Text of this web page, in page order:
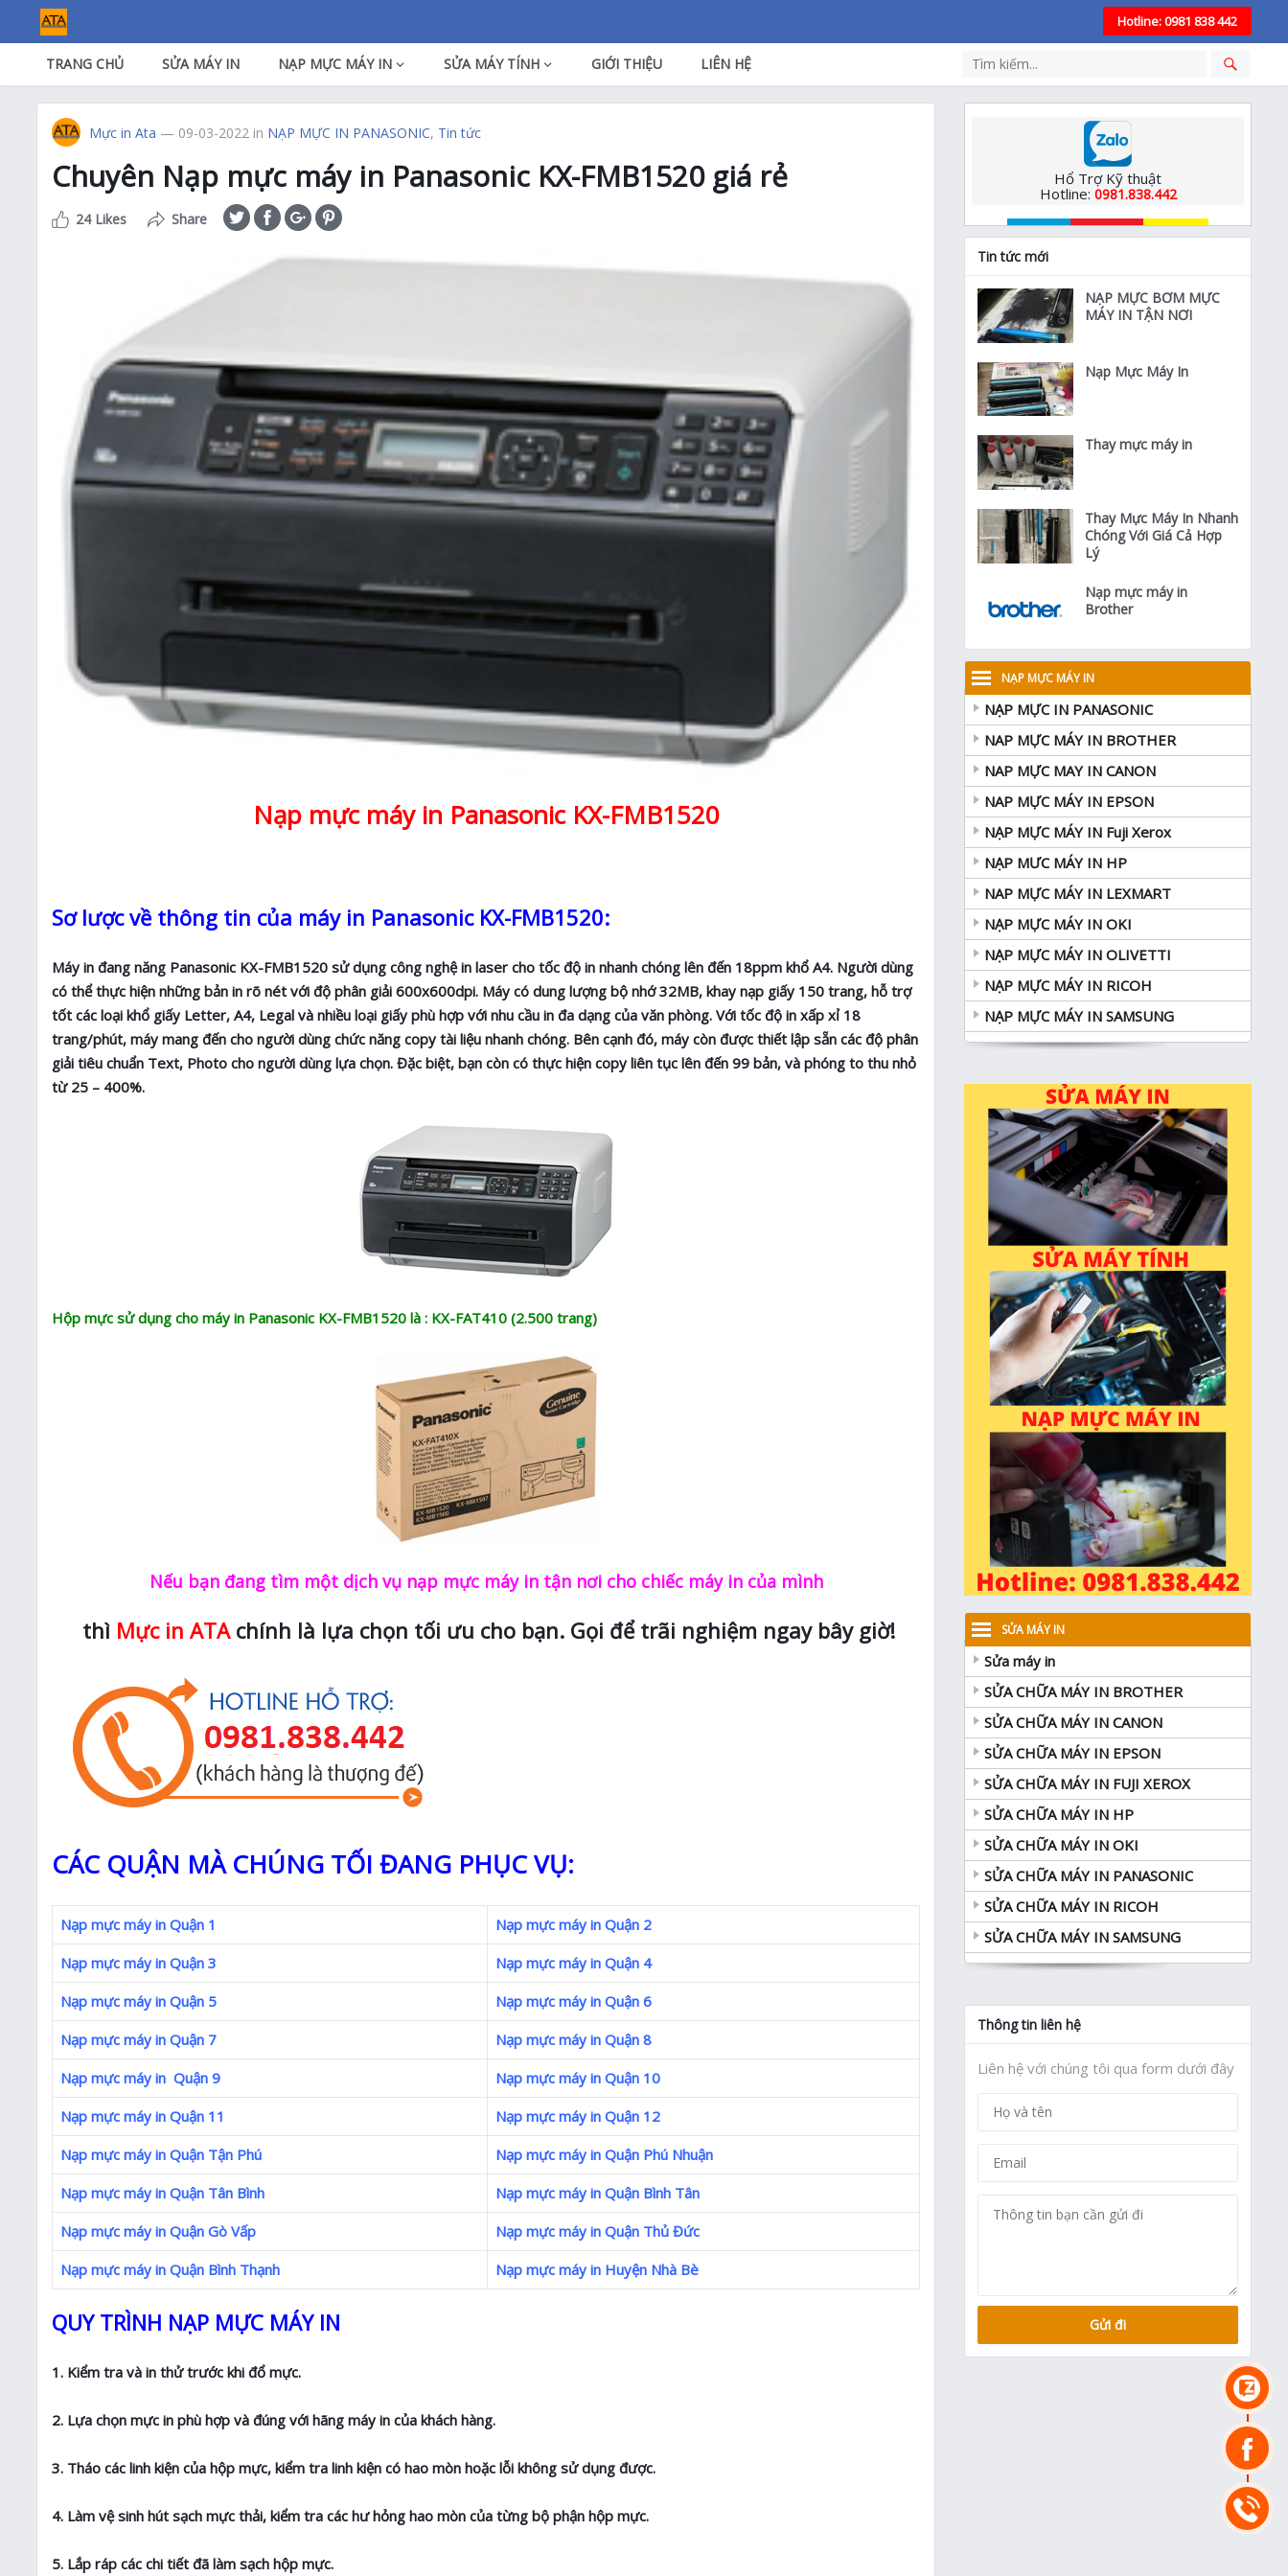
Hotline: 0981 838 442
TRANG CHỦ SỬA MÁY IN NẠP MỰC MÁY IN SỬA MÁY TÍNH GIỚI THIỆU LIÊN HỆ
Mực in Ata — 09-03-2022 in NẠP MỰC IN PANASONIC, Tin tức
Chuyên Nạp mực máy in Panasonic KX-FMB1520 giá rẻ
24 Likes Share
Nạp mực máy in Panasonic KX-FMB1520
Sơ lược về thông tin của máy in Panasonic KX-FMB1520:
Máy in đang năng Panasonic KX-FMB1520 sử dụng công nghệ in laser cho tốc độ in nhanh chóng lên đến 18ppm khổ A4. Người dùng
có thể thực hiện những bản in rõ nét với độ phân giải 600x600dpi. Máy có dung lượng bộ nhớ 32MB, khay nạp giấy 150 trang, hỗ trợ
tốt các loại khổ giấy Letter, A4, Legal và nhiều loại giấy phù hợp với nhu cầu in đa dạng của văn phòng. Với tốc độ in xấp xỉ 18
trang/phút, máy mang đến cho người dùng chức năng copy tài liệu nhanh chóng. Bên cạnh đó, máy còn được thiết lập sẵn các độ phân
giải tiêu chuẩn Text, Photo cho người dùng lựa chọn. Đặc biệt, bạn còn có thực hiện copy liên tục lên đến 99 bản, và phóng to thu nhỏ
từ 25 – 400%.
Hộp mực sử dụng cho máy in Panasonic KX-FMB1520 là : KX-FAT410 (2.500 trang)
Nếu bạn đang tìm một dịch vụ nạp mực máy in tận nơi cho chiếc máy in của mình
thì Mực in ATAchính là lựa chọn tối ưu cho bạn. Gọi để trãi nghiệm ngay bây giờ!
CÁC QUẬN MÀ CHÚNG TỐI ĐANG PHỤC VỤ:
Nạp mực máy in Quận 1
Nạp mực máy in Quận 2
Nạp mực máy in Quận 3
Nạp mực máy in Quận 4
Nạp mực máy in Quận 5
Nạp mực máy in Quận 6
Nạp mực máy in Quận 7
Nạp mực máy in Quận 8
Nạp mực máy in Quận 9
Nạp mực máy in Quận 10
Nạp mực máy in Quận 11
Nạp mực máy in Quận 12
Nạp mực máy in Quận Tận Phú
Nạp mực máy in Quận Phú Nhuận
Nạp mực máy in Quận Tân Bình
Nạp mực máy in Quận Bình Tân
Nạp mực máy in Quận Gò Vấp
Nạp mực máy in Quận Thủ Đức
Nạp mực máy in Quận Bình Thạnh
Nạp mực máy in Huyện Nhà Bè
QUY TRÌNH NẠP MỰC MÁY IN
1. Kiểm tra và in thử trước khi đổ mực.
2. Lựa chọn mực in phù hợp và đúng với hãng máy in của khách hàng.
3. Tháo các linh kiện của hộp mực, kiểm tra linh kiện có hao mòn hoặc lỗi không sử dụng được.
4. Làm vệ sinh hút sạch mực thải, kiểm tra các hư hỏng hao mòn của từng bộ phận hộp mực.
5. Lắp ráp các chi tiết đã làm sạch hộp mực.
Hổ Trợ Kỹ thuật
Hotline: 0981.838.442
Tin tức mới
NẠP MỰC BƠM MỰC
MÁY IN TẬN NƠI
Nạp Mực Máy In
Thay mực máy in
Thay Mực Máy In Nhanh
Chóng Với Giá Cả Hợp
Lý
Nạp mực máy in
Brother
NẠP MỰC MÁY IN
NẠP MỰC IN PANASONIC
NAP MỰC MÁY IN BROTHER
NAP MỰC MAY IN CANON
NAP MỰC MÁY IN EPSON
NẠP MỰC MÁY IN Fuji Xerox
NẠP MƯC MÁY IN HP
NAP MỰC MÁY IN LEXMART
NẠP MỰC MÁY IN OKI
NẠP MỰC MÁY IN OLIVETTI
NẠP MỰC MÁY IN RICOH
NẠP MỰC MÁY IN SAMSUNG
SỬA MÁY IN
Sửa máy in
SỬA CHỮA MÁY IN BROTHER
SỬA CHỮA MÁY IN CANON
SỬA CHỮA MÁY IN EPSON
SỬA CHỮA MÁY IN FUJI XEROX
SỬA CHỮA MÁY IN HP
SỬA CHỮA MÁY IN OKI
SỬA CHỮA MÁY IN PANASONIC
SỬA CHỮA MÁY IN RICOH
SỬA CHỮA MÁY IN SAMSUNG
Thông tin liên hệ
Liên hệ với chúng tôi qua form dưới đây